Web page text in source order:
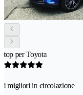
top per Toyota
i migliori in circolazione